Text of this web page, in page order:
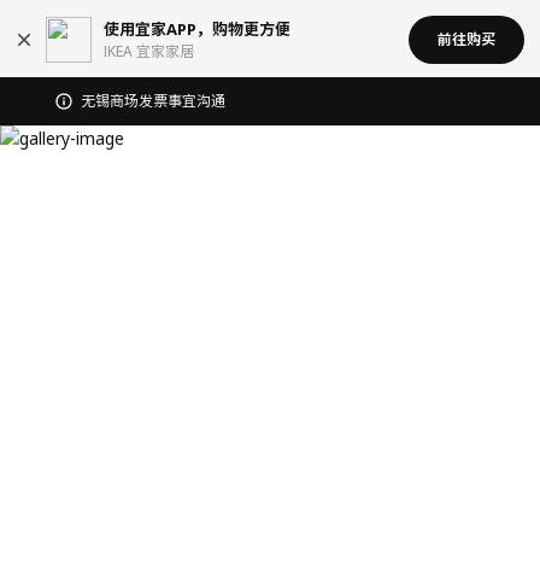
使用宜家APP，购物更方便
IKEA 宜家家居
前往购买
宜家在中国召回部分批次BÄSINGEN 巴辛根 淋浴椅